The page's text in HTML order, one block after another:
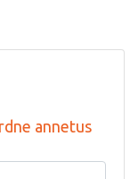
annetus